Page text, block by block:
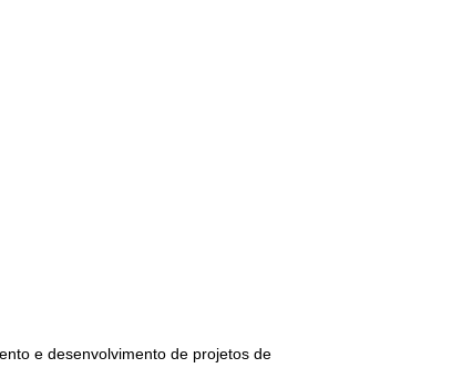
e desenvolvimento de projetos de